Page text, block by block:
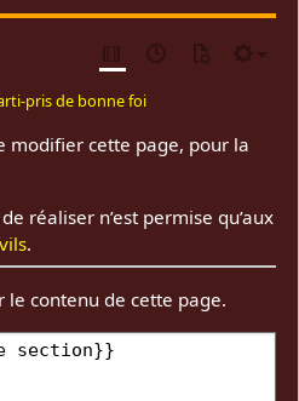
pris de bonne foi
modifier cette page, pour la
réaliser n’est permise qu’aux
.
le contenu de cette page.